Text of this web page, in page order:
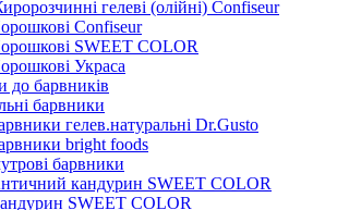
гелеві (олійні) Confiseur
Confiseur
SWEET COLOR
Украса
до барвників
барвники
гелев.натуральні Dr.Gusto
bright foods
барвники
кандурин SWEET COLOR
SWEET COLOR